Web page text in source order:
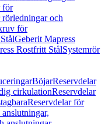
för
och
för
Geberit Mapress
Rostfritt StålSystemrör
BöjarReservdelar
cirkulationReservdelar
Reservdelar för